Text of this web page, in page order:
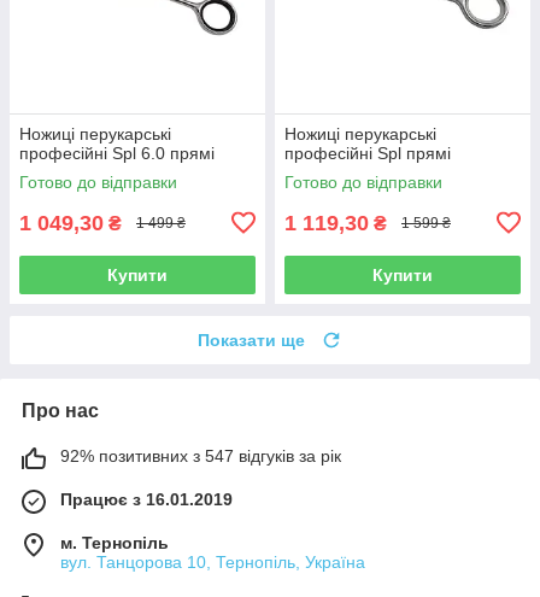
Ножиці перукарські
професійні Spl 6.0 прямі
Готово до відправки
1 049,30 ₴ 1 499 ₴
Купити
Ножиці перукарські
професійні Spl прямі
Готово до відправки
1 119,30 ₴ 1 599 ₴
Купити
Показати ще
Про нас
92% позитивних з 547 відгуків за рік
Працює з 16.01.2019
м. Тернопіль
вул. Танцорова 10, Тернопіль, Україна